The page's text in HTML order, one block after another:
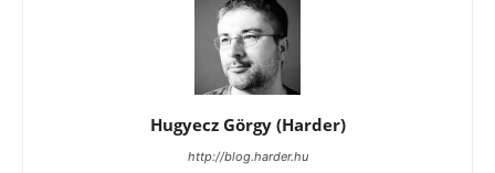
Hugyecz Görgy (Harder)
http://blog.harder.hu